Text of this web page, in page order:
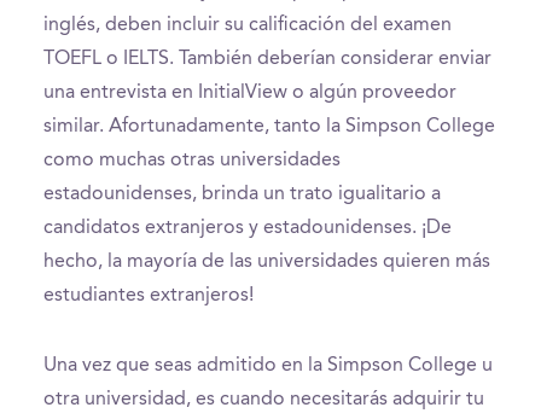
inglés, deben incluir su calificación del examen
TOEFL o IELTS. También deberían considerar enviar
una entrevista en InitialView o algún proveedor
similar. Afortunadamente, tanto la Simpson College
como muchas otras universidades
estadounidenses, brinda un trato igualitario a
candidatos extranjeros y estadounidenses. ¡De
hecho, la mayoría de las universidades quieren más
estudiantes extranjeros!
Una vez que seas admitido en la Simpson College u
otra universidad, es cuando necesitarás adquirir tu